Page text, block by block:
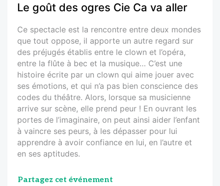
Le goût des ogres Cie Ca va aller
Ce spectacle est la rencontre entre deux mondes
que tout oppose, il apporte un autre regard sur
des préjugés établis entre le clown et l’opéra,
entre la flûte à bec et la musique… C’est une
histoire écrite par un clown qui aime jouer avec
ses émotions, et qui n’a pas bien conscience des
codes du théâtre. Alors, lorsque sa musicienne
arrive sur scène, elle prend peur ! En ouvrant les
portes de l’imaginaire, on peut ainsi aider l’enfant
à vaincre ses peurs, à les dépasser pour lui
apprendre à avoir confiance en lui, en l’autre et
en ses aptitudes.
Partagez cet événement